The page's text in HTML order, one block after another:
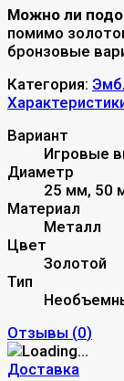
Можно ли
помимо
бронзовые
Категория:
Вариант
Игровые
Диаметр
25 мм, 50
Материал
Металл
Цвет
Золотой
Тип
Отзывы (0)
Доставка